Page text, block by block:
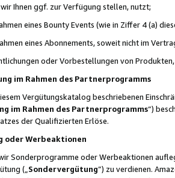
Ihnen ggf. zur Verfügung stellen, nutzt;
eines Bounty Events (wie in Ziffer 4 (a)
eines Abonnements, soweit nicht im
oder Vorbestellungen von
im Rahmen des Partnerprogramms
Vergütungskatalog beschriebenen
im Rahmen des Partnerprogramms“)
der Qualifizierten Erlöse.
oder Werbeaktionen
Sonderprogramme oder Werbeaktionen
(„ Sondervergütung”) zu verdienen.